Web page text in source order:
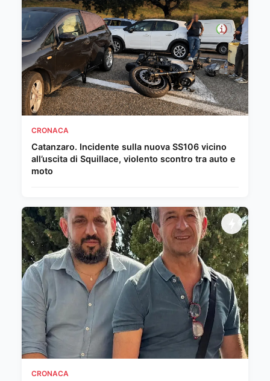
CRONACA
Catanzaro. Incidente sulla nuova SS106 vicino
all’uscita di Squillace, violento scontro tra auto e
moto
CRONACA